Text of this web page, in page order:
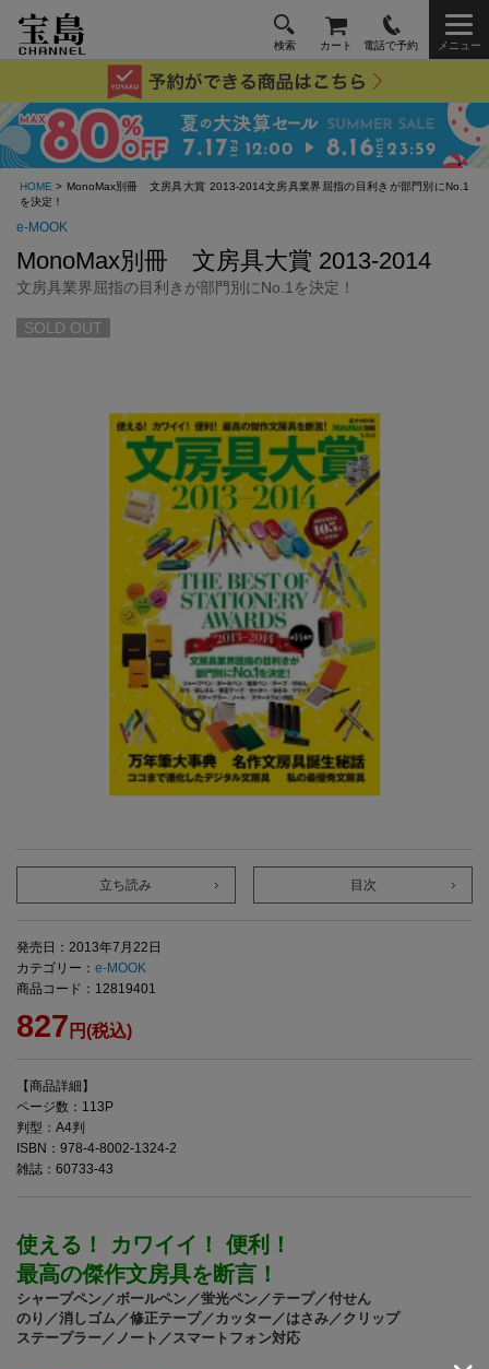
検索 カート 電話で予約 メニュー
HOME > MonoMax別冊 文房具大賞 2013-2014文房具業界屈指の目利きが部門別にNo.1
を決定！
e-MOOK
MonoMax別冊 文房具大賞 2013-2014
文房具業界屈指の目利きが部門別にNo.1を決定！
SOLD OUT
立ち読み 目次
発売日：2013年7月22日
カテゴリー： e-MOOK
商品コード：12819401
827 円(税込)
【商品詳細】
ページ数：113P
判型：A4判
ISBN：978-4-8002-1324-2
雑誌：60733-43
使える！ カワイイ！ 便利！
最高の傑作文房具を断言！
シャープペン／ボールペン／蛍光ペン／テープ／付せん
のり／消しゴム／修正テープ／カッター／はさみ／クリップ
ステープラー／ノート／スマートフォン対応